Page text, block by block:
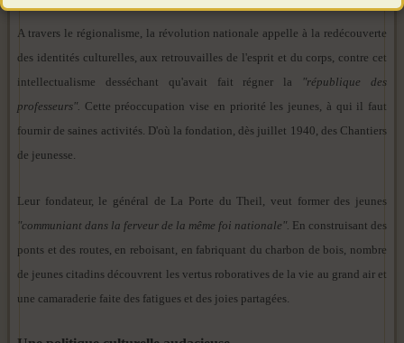
A travers le régionalisme, la révolution nationale appelle à la redécouverte
des identités culturelles, aux retrouvailles de l'esprit et du corps, contre cet
intellectualisme desséchant qu'avait fait régner la
"république des
professeurs". Cette préoccupation vise en priorité les jeunes, à qui il faut
fournir de saines activités. D'où la fondation, dès juillet 1940, des Chantiers
de jeunesse.
Leur fondateur, le général de La Porte du Theil, veut former des jeunes
"communiant dans la ferveur de la même foi nationale". En construisant des
ponts et des routes, en reboisant, en fabriquant du charbon de bois, nombre
de jeunes citadins découvrent les vertus roboratives de la vie au grand air et
une camaraderie faite des fatigues et des joies partagées.